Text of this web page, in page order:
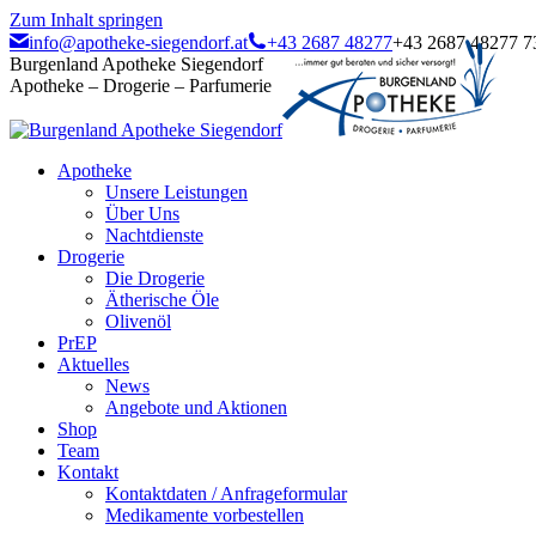
Zum Inhalt springen
info@apotheke-siegendorf.at
+43 2687 48277+43 2687 48277
Burgenland Apotheke Siegendorf
Apotheke – Drogerie – Parfumerie
Apotheke
Unsere Leistungen
Über Uns
Nachtdienste
Drogerie
Die Drogerie
Ätherische Öle
Olivenöl
PrEP
Aktuelles
News
Angebote und Aktionen
Shop
Team
Kontakt
Kontaktdaten / Anfrageformular
Medikamente vorbestellen